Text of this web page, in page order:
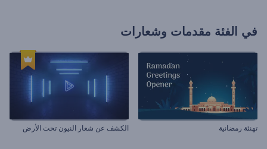
في الفئة مقدمات وشعارات
تهنئة رمضانية الكشف عن شعار النيون تحت الأرض